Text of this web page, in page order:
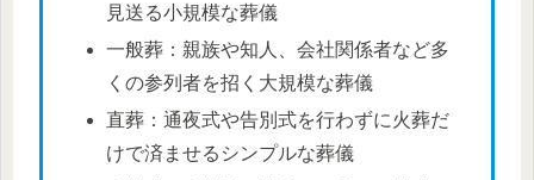
見送る小規模な葬儀
一般葬：親族や知人、会社関係者など多
くの参列者を招く大規模な葬儀
直葬：通夜式や告別式を行わずに火葬だ
けで済ませるシンプルな葬儀